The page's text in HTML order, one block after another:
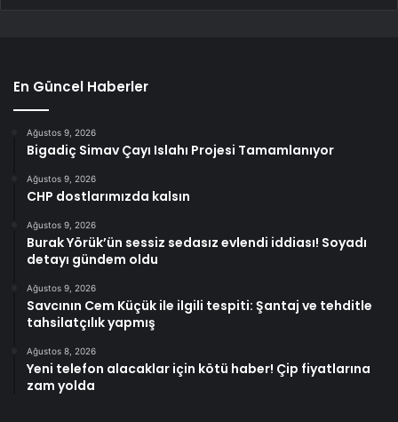
En Güncel Haberler
Ağustos 9, 2026
Bigadiç Simav Çayı Islahı Projesi Tamamlanıyor
Ağustos 9, 2026
CHP dostlarımızda kalsın
Ağustos 9, 2026
Burak Yörük’ün sessiz sedasız evlendi iddiası! Soyadı
detayı gündem oldu
Ağustos 9, 2026
Savcının Cem Küçük ile ilgili tespiti: Şantaj ve tehditle
tahsilatçılık yapmış
Ağustos 8, 2026
Yeni telefon alacaklar için kötü haber! Çip fiyatlarına
zam yolda